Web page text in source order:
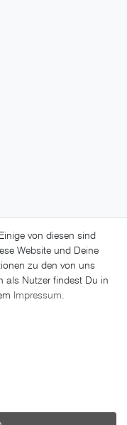
vorbehalten.
von diesen sind
Website und Deine
zu den von uns
als Nutzer findest Du in
Impressum